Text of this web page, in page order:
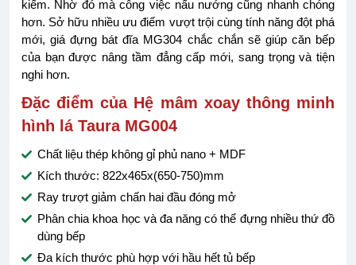
kiếm. Nhờ đó mà công việc nấu nướng cũng nhanh chóng
hơn. Sở hữu nhiều ưu điểm vượt trội cùng tính năng đột phá
mới, giá đựng bát đĩa MG304 chắc chắn sẽ giúp căn bếp
của bạn được nâng tầm đẳng cấp mới, sang trọng và tiện
nghi hơn.
Đặc điểm của Hệ mâm xoay thông minh
hình lá Taura MG004
Chất liệu thép không gỉ phủ nano + MDF
Kích thước: 822x465x(650-750)mm
Ray trượt giảm chấn hai đầu đóng mở
Phân chia khoa học và đa năng có thể đựng nhiều thứ đồ
dùng bếp
Đa kích thước phù hợp với hầu hết tủ bếp